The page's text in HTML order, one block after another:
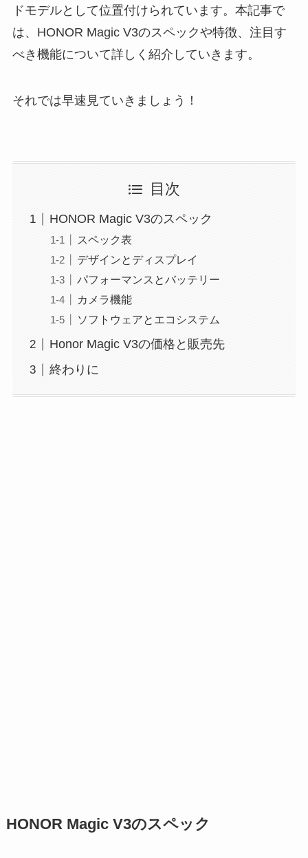
ドモデルとして位置付けられています。本記事で
は、HONOR Magic V3のスペックや特徴、注目す
べき機能について詳しく紹介していきます。
それでは早速見ていきましょう！
目次
HONOR Magic V3のスペック
スペック表
デザインとディスプレイ
パフォーマンスとバッテリー
カメラ機能
ソフトウェアとエコシステム
Honor Magic V3の価格と販売先
終わりに
HONOR Magic V3のスペック